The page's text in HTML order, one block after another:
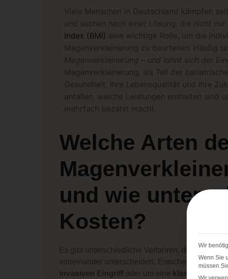
Viele Menschen in Deutschland kämpfen
und suchen nach einer Lösung, die nicht
Index (BMI) eine wichtige Rolle, um die
Magenverkleinerung zu beurteilen. Häufig
Magenverkleinerung – und lohnt sich der
Magenverkleinerung, als Teil der
Gesundheit, Ihre Lebensqualität und Ihre
anfallen, welche Leistungen enthalten sind
mehrfach bezahlt macht.
Welche Arten
und wie
Kosten?
Es gibt unterschiedliche Verfahren, die sich
voneinander unterscheiden. Entscheidend ist,
invasiven Eingriff oder um eine klassische
Wir
Wenn Sie
müssen